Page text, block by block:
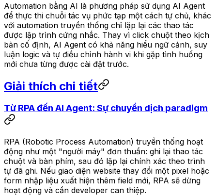
Automation bằng AI là phương pháp sử dụng AI Agent
để thực thi chuỗi tác vụ phức tạp một cách tự chủ, khác
với automation truyền thống chỉ lặp lại các thao tác
được lập trình cứng nhắc. Thay vì click chuột theo kịch
bản cố định, AI Agent có khả năng hiểu ngữ cảnh, suy
luận logic và tự điều chỉnh hành vi khi gặp tình huống
mới chưa từng được cài đặt trước.
Giải thích chi tiết
Từ RPA đến AI Agent: Sự chuyển dịch paradigm
RPA (Robotic Process Automation) truyền thống hoạt
động như một "người máy" đơn thuần: ghi lại thao tác
chuột và bàn phím, sau đó lặp lại chính xác theo trình
tự đã ghi. Nếu giao diện website thay đổi một pixel hoặc
form nhập liệu xuất hiện thêm field mới, RPA sẽ dừng
hoạt động và cần developer can thiệp.